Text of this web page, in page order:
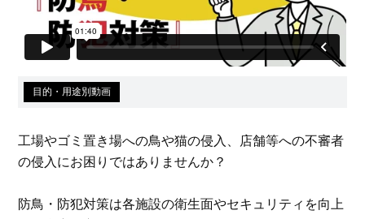
目的・用途別動画
工場やゴミ置き場への鳥や猫の侵入、店舗等への不審者
の侵入にお困りではありませんか？
防鳥・防犯対策は各施設の衛生面やセキュリティを向上